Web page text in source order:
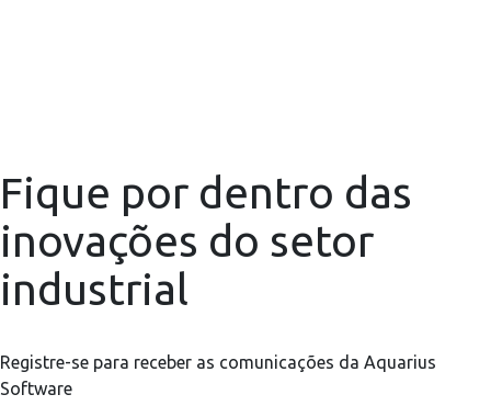
Fique por dentro das
inovações do setor
industrial
Registre-se para receber as comunicações da Aquarius
Software